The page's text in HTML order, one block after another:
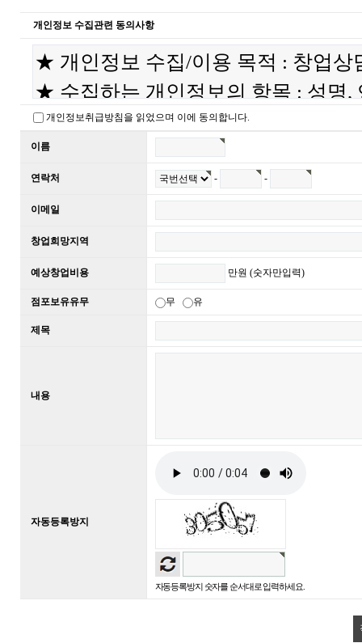
개인정보 수집관련 동의사항
개인정보취급방침을 읽었으며 이에 동의합니다.
이름
연락처 - -
이메일
창업희망지역
예상창업비용 만원 (숫자만입력)
점포보유유무 무 유
제목
내용
자동등록방지
자동등록방지 숫자를 순서대로 입력하세요.